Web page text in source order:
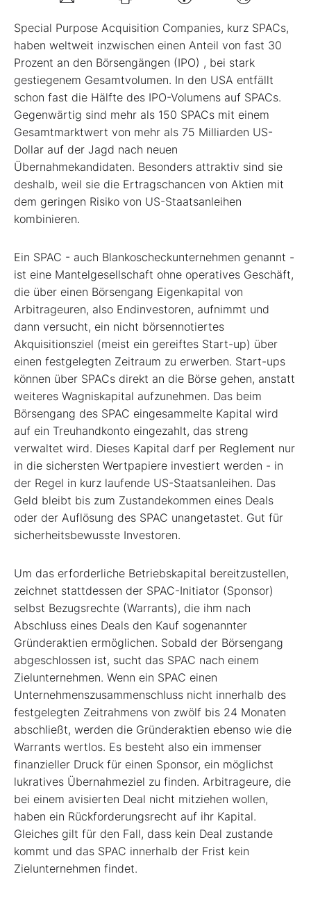
Kontakt
Special Purpose Acquisition Companies, kurz SPACs,
haben weltweit inzwischen einen Anteil von fast 30
Prozent an den Börsengängen (IPO) , bei stark
gestiegenem Gesamtvolumen. In den USA entfällt
schon fast die Hälfte des IPO-Volumens auf SPACs.
Gegenwärtig sind mehr als 150 SPACs mit einem
Gesamtmarktwert von mehr als 75 Milliarden US-
Dollar auf der Jagd nach neuen
Übernahmekandidaten. Besonders attraktiv sind sie
deshalb, weil sie die Ertragschancen von Aktien mit
dem geringen Risiko von US-Staatsanleihen
kombinieren.
Ein SPAC - auch Blankoscheckunternehmen genannt -
ist eine Mantelgesellschaft ohne operatives Geschäft,
die über einen Börsengang Eigenkapital von
Arbitrageuren, also Endinvestoren, aufnimmt und
dann versucht, ein nicht börsennotiertes
Akquisitionsziel (meist ein gereiftes Start-up) über
einen festgelegten Zeitraum zu erwerben. Start-ups
können über SPACs direkt an die Börse gehen, anstatt
weiteres Wagniskapital aufzunehmen. Das beim
Börsengang des SPAC eingesammelte Kapital wird
auf ein Treuhandkonto eingezahlt, das streng
verwaltet wird. Dieses Kapital darf per Reglement nur
in die sichersten Wertpapiere investiert werden - in
der Regel in kurz laufende US-Staatsanleihen. Das
Geld bleibt bis zum Zustandekommen eines Deals
oder der Auflösung des SPAC unangetastet. Gut für
sicherheitsbewusste Investoren.
Um das erforderliche Betriebskapital bereitzustellen,
zeichnet stattdessen der SPAC-Initiator (Sponsor)
selbst Bezugsrechte (Warrants), die ihm nach
Abschluss eines Deals den Kauf sogenannter
Gründeraktien ermöglichen. Sobald der Börsengang
abgeschlossen ist, sucht das SPAC nach einem
Zielunternehmen. Wenn ein SPAC einen
Unternehmenszusammenschluss nicht innerhalb des
festgelegten Zeitrahmens von zwölf bis 24 Monaten
abschließt, werden die Gründeraktien ebenso wie die
Warrants wertlos. Es besteht also ein immenser
finanzieller Druck für einen Sponsor, ein möglichst
lukratives Übernahmeziel zu finden. Arbitrageure, die
bei einem avisierten Deal nicht mitziehen wollen,
haben ein Rückforderungsrecht auf ihr Kapital.
Gleiches gilt für den Fall, dass kein Deal zustande
kommt und das SPAC innerhalb der Frist kein
Zielunternehmen findet.